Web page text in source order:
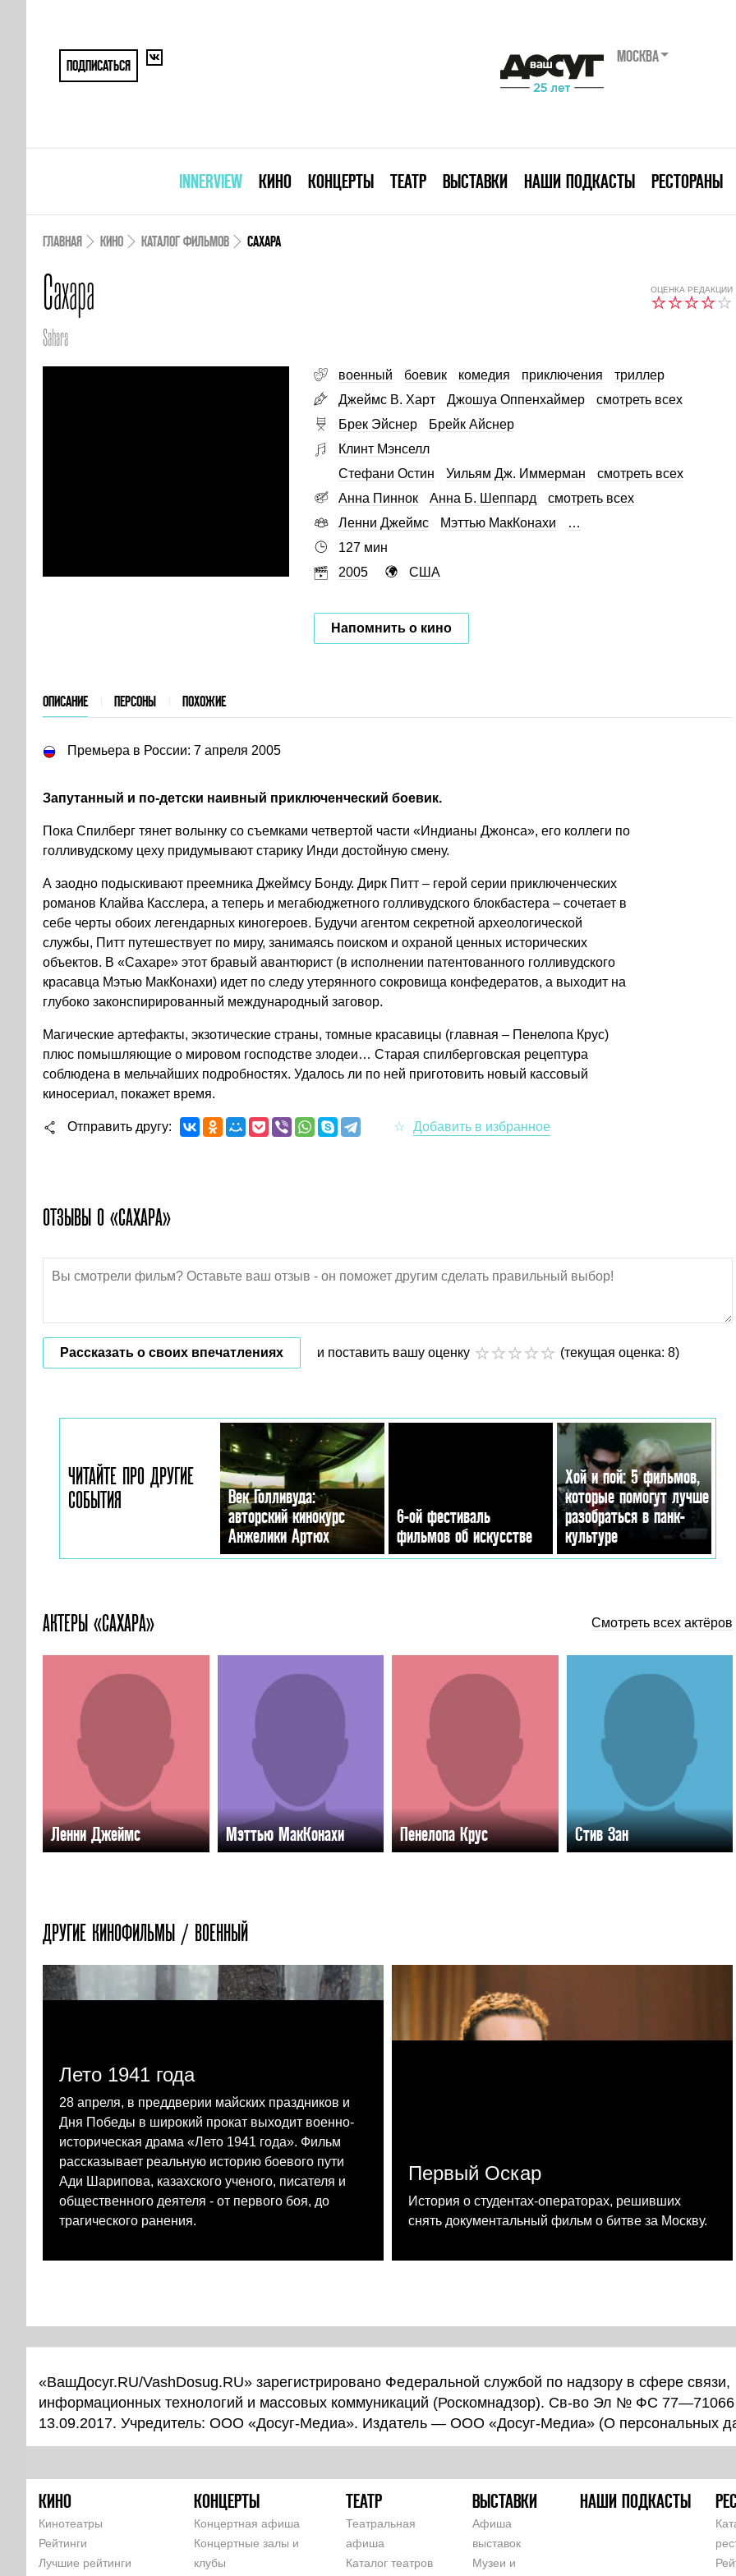
ПОДПИСАТЬСЯ
МОСКВА
INNERVIEW КИНО КОНЦЕРТЫ ТЕАТР ВЫСТАВКИ НАШИ ПОДКАСТЫ РЕСТОРАНЫ
ГЛАВНАЯ КИНО КАТАЛОГ ФИЛЬМОВ САХАРА
Сахара ОЦЕНКА РЕДАКЦИИ
Sahara
военный боевик комедия приключения
триллер
Джеймс В. Харт
Джошуа Оппенхаймер
смотреть всех
Брек Эйснер
Брейк Айснер
Клинт Мэнселл
Стефани Остин
Уильям Дж. Иммерман
смотреть всех
Анна Пиннок
Анна Б. Шеппард
смотреть всех
Ленни Джеймс
Мэттью МакКонахи
…
127 мин
2005
США
Напомнить о кино
ОПИСАНИЕ ПЕРСОНЫ ПОХОЖИЕ
Премьера в России: 7 апреля 2005
Запутанный и по-детски наивный приключенческий боевик.
Пока Спилберг тянет волынку со съемками четвертой части «Индианы Джонса», его коллеги по
голливудскому цеху придумывают старику Инди достойную смену.
А заодно подыскивают преемника Джеймсу Бонду. Дирк Питт – герой серии приключенческих
романов Клайва Касслера, а теперь и мегабюджетного голливудского блокбастера – сочетает в
себе черты обоих легендарных киногероев. Будучи агентом секретной археологической
службы, Питт путешествует по миру, занимаясь поиском и охраной ценных исторических
объектов. В «Сахаре» этот бравый авантюрист (в исполнении патентованного голливудского
красавца Мэтью МакКонахи) идет по следу утерянного сокровища конфедератов, а выходит на
глубоко законспирированный международный заговор.
Магические артефакты, экзотические страны, томные красавицы (главная – Пенелопа Крус)
плюс помышляющие о мировом господстве злодеи… Старая спилберговская рецептура
соблюдена в мельчайших подробностях. Удалось ли по ней приготовить новый кассовый
киносериал, покажет время.
Отправить другу
ОТЗЫВЫ О «САХАРА»
Рассказать о своих впечатлениях и поставить вашу оценку (текущая оценка: 8)
ЧИТАЙТЕ ПРО ДРУГИЕ
СОБЫТИЯ
Век Голливуда:
авторский кинокурс
Анжелики Артюх
6-ой фестиваль
фильмов об искусстве
Хой и пой: 5 фильмов,
которые помогут лучше
разобраться в панк-
культуре
АКТЕРЫ «САХАРА» Смотреть всех актёров
Ленни Джеймс Мэттью МакКонахи Пенелопа Крус Стив Зан
ДРУГИЕ КИНОФИЛЬМЫ / ВОЕННЫЙ
Лето 1941 года
28 апреля, в преддверии майских праздников и
Дня Победы в широкий прокат выходит военно-
историческая драма «Лето 1941 года». Фильм
рассказывает реальную историю боевого пути
Ади Шарипова, казахского ученого, писателя и
общественного деятеля - от первого боя, до
трагического ранения.
Первый Оскар
История о студентах-операторах, решивших
снять документальный фильм о битве за Москву.
«ВашДосуг.RU/VashDosug.RU» зарегистрировано Федеральной службой по надзору в сфере связи,
информационных технологий и массовых коммуникаций (Роскомнадзор). Св-во Эл № ФС 77—71066
13.09.2017. Учредитель: ООО «Досуг-Медиа». Издатель — ООО «Досуг-Медиа» (О персональных
КИНО
Кинотеатры
Рейтинги
Лучшие рейтинги
КОНЦЕРТЫ
Концертная афиша
Концертные залы и
клубы
ТЕАТР
Театральная
афиша
Каталог театров
ВЫСТАВКИ
Афиша
выставок
Музеи и
НАШИ ПОДКАСТЫ